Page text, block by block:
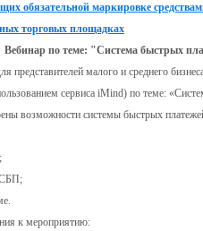
обязательной маркировке
торговых площадках
Вебинар по теме: "Система быстрых
представителей малого и среднего
сервиса iMind) по теме:
возможности системы быстрых
СБП;
к мероприятию: